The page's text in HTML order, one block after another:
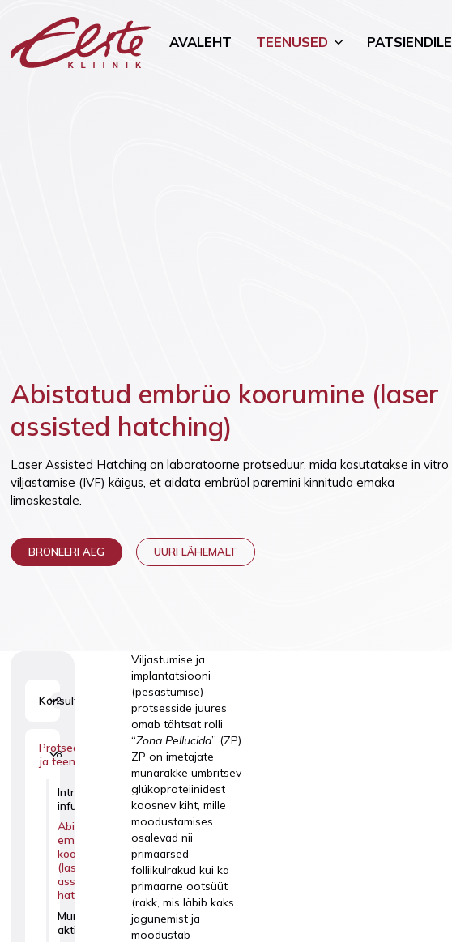
AVALEHT TEENUSED
Lasteneuroloogia
PATSIENDILE
Abistatud embrüo koorumine (laser
assisted hatching)
Laser Assisted Hatching on laboratoorne protseduur, mida kasutatakse in vitro
viljastamise (IVF) käigus, et aidata embrüol paremini kinnituda emaka
limaskestale.
BRONEERI AEG UURI LÄHEMALT
Viljastumise ja
implantatsiooni
(pesastumise)
protsesside juures
omab tähtsat rolli
“Zona Pellucida” (ZP).
ZP on imetajate
munarakke ümbritsev
glükoproteiinidest
koosnev kiht, mille
moodustamises
osalevad nii
primaarsed
folliikulrakud kui ka
primaarne ootsüüt
(rakk, mis läbib kaks
jagunemist ja
moodustab
Konsultatsioonid
2
Protseduurid
ja teenused
8
Intralipiidi
infusioon
Abistatud
embrüo
koorumine
(laser
assisted
hatching)
Munasarjade
aktivatsioon